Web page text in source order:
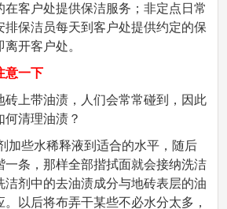
在客户处提供保洁服务；非定点日常
排保洁员每天到客户处提供约定的保
开客户处。
意一下
砖上带油渍，人们会常常碰到，因此
清理油渍？
加些水稀释液到适合的水平，随后
一条，那样全部揩拭面就会接纳洗洁
洁剂中的去油渍成分与地砖表层的油
以后将布弄干某些不必水分太多，